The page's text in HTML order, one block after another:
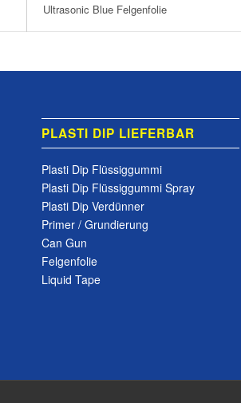
Ultrasonic Blue Felgenfolie
PLASTI DIP LIEFERBAR
Plasti Dip Flüssiggummi
Plasti Dip Flüssiggummi Spray
Plasti Dip Verdünner
Primer / Grundierung
Can Gun
Felgenfolie
Liquid Tape